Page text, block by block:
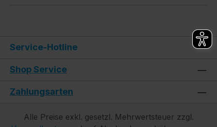
Service-Hotline
Shop Service
Zahlungsarten
Alle Preise exkl. gesetzl. Mehrwertsteuer zzgl.